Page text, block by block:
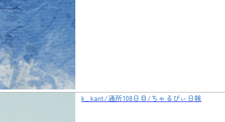
k_kant/通所108日目/ちゃるびぃ日報